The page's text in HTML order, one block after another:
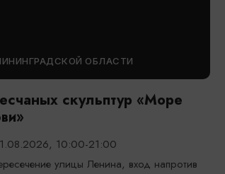
ОБЛАСТИ
скульптур «Море
10:00-21:00
улицы Ленина, вход напротив